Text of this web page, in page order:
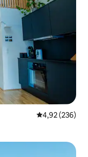
Gemiddelde
4,92 (236)